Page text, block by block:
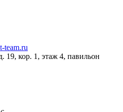
team.ru
19, кор. 1, этаж 4, павильон